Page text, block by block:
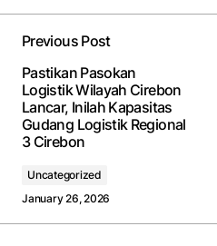
Previous Post
Pastikan Pasokan
Logistik Wilayah Cirebon
Lancar, Inilah Kapasitas
Gudang Logistik Regional
3 Cirebon
Uncategorized
January 26, 2026